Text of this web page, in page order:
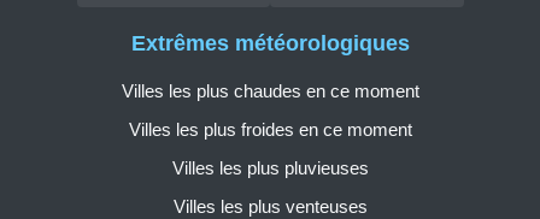
Extrêmes météorologiques
Villes les plus chaudes en ce moment
Villes les plus froides en ce moment
Villes les plus pluvieuses
Villes les plus venteuses